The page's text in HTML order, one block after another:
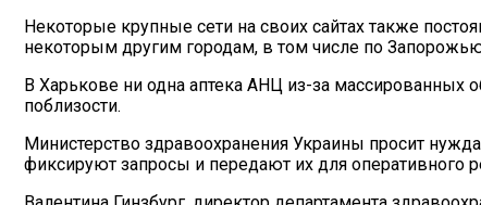
Некоторые крупные сети на своих сайтах также
некоторым другим городам, в том числе по
В Харькове ни одна аптека АНЦ из-за массированных
поблизости.
Министерство здравоохранения Украины просит
фиксируют запросы и передают их для оперативного